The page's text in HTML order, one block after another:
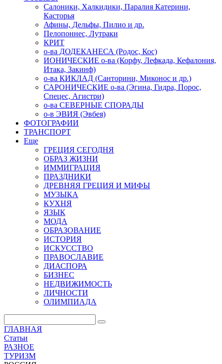
Салоники, Халкидики, Паралия Катерини,
Касторья
Афины, Дельфы, Пилио и др.
Пелопоннес, Лутраки
КРИТ
о-ва ДОДЕКАНЕСА (Родос, Кос)
ИОНИЧЕСКИЕ о-ва (Корфу, Лефкада, Кефалония,
Итака, Закинф)
о-ва КИКЛАД (Санторини, Миконос и др.)
САРОНИЧЕСКИЕ о-ва (Эгина, Гидра, Порос,
Спецес, Агистри)
о-ва СЕВЕРНЫЕ СПОРАДЫ
о-в ЭВИЯ (Эвбея)
ФОТОГРАФИИ
ТРАНСПОРТ
Еще
ГРЕЦИЯ СЕГОДНЯ
ОБРАЗ ЖИЗНИ
ИММИГРАЦИЯ
ПРАЗДНИКИ
ДРЕВНЯЯ ГРЕЦИЯ И МИФЫ
МУЗЫКА
КУХНЯ
ЯЗЫК
МОДА
ОБРАЗОВАНИЕ
ИСТОРИЯ
ИСКУССТВО
ПРАВОСЛАВИЕ
ДИАСПОРА
БИЗНЕС
НЕДВИЖИМОСТЬ
ЛИЧНОСТИ
ОЛИМПИАДА
ГЛАВНАЯ
Статьи
РАЗНОЕ
ТУРИЗМ